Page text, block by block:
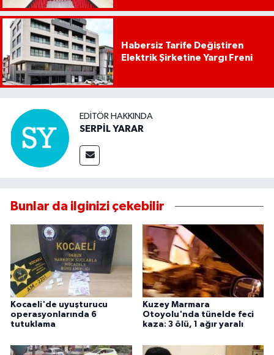
Habersiz Tarife Değiştiren
Elektrik Şirketine Yargı Freni
EDITÖR HAKKINDA
SERPİL YARAR
Bunlar da ilginizi çekebilir
Kocaeli'de uyuşturucu
operasyonlarında 6
tutuklama
Kuzey Marmara
Otoyolu'nda tünelde feci
kaza: 3 ölü, 1 ağır yaralı